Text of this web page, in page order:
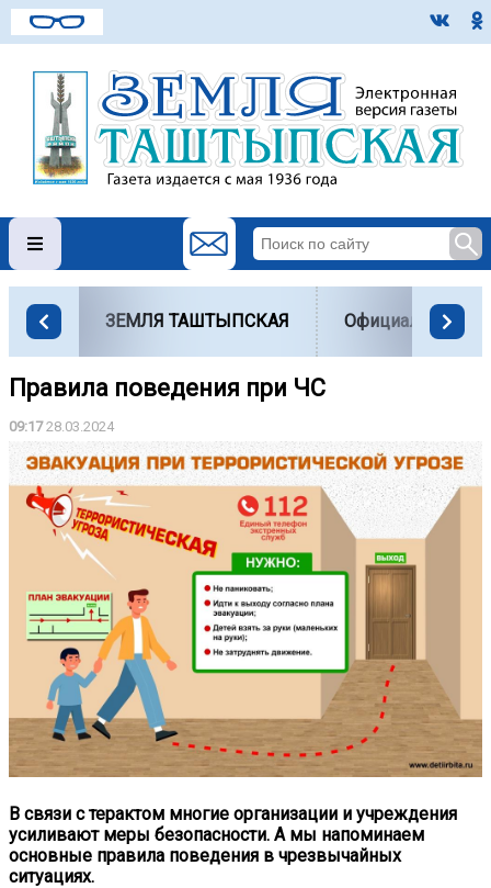
ЗЕМЛЯ ТАШТЫПСКАЯ Официально
Правила поведения при ЧС
09:1728.03.2024
В связи с терактом многие организации и учреждения
усиливают меры безопасности. А мы напоминаем
основные правила поведения в чрезвычайных
ситуациях.